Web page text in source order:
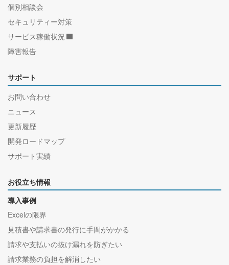
個別相談会
セキュリティー対策
サービス稼働状況
障害報告
サポート
お問い合わせ
ニュース
更新履歴
開発ロードマップ
サポート実績
お役立ち情報
導入事例
Excelの限界
見積書や請求書の発行に手間がかかる
請求や支払いの抜け漏れを防ぎたい
請求業務の負担を解消したい